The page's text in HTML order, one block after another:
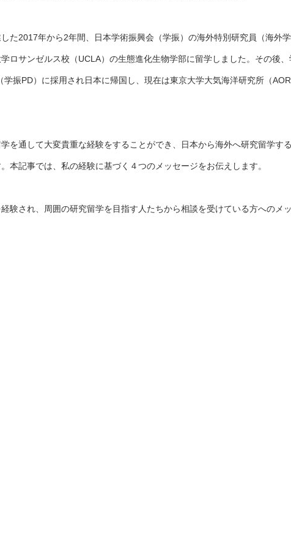
た2017年から2年間、日本学術振興会（学振）の海外特別研究員（海外
ロサンゼルス校（UCLA）の生態進化生物学部に留学しました。その後
学振PD）に採用され日本に帰国し、現在は東京大学大気海洋研究所（
を通して大変貴重な経験をすることができ、日本から海外へ研究留学す
本記事では、私の経験に基づく４つのメッセージをお伝えします。
験され、周囲の研究留学を目指す人たちから相談を受けている方へのメ